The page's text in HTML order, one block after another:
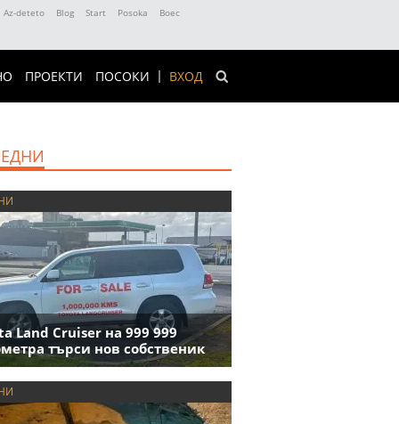
Az-deteto Blog Start Posoka
Boec
ВХОД
ПРОЕКТИ ПОСОКИ
Land Cruiser на 999 999
търси нов собственик